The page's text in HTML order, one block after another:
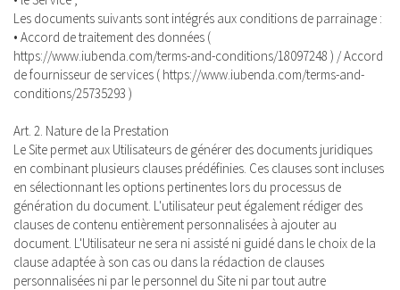
Les documents suivants sont intégrés aux conditions de parrainage :
• Accord de traitement des données (
https://www.iubenda.com/terms-and-conditions/18097248 ) / Accord
de fournisseur de services ( https://www.iubenda.com/terms-and-
conditions/25735293 )
Art. 2. Nature de la Prestation
Le Site permet aux Utilisateurs de générer des documents juridiques
en combinant plusieurs clauses prédéfinies. Ces clauses sont incluses
en sélectionnant les options pertinentes lors du processus de
génération du document. L'utilisateur peut également rédiger des
clauses de contenu entièrement personnalisées à ajouter au
document. L'Utilisateur ne sera ni assisté ni guidé dans le choix de la
clause adaptée à son cas ou dans la rédaction de clauses
personnalisées ni par le personnel du Site ni par tout autre